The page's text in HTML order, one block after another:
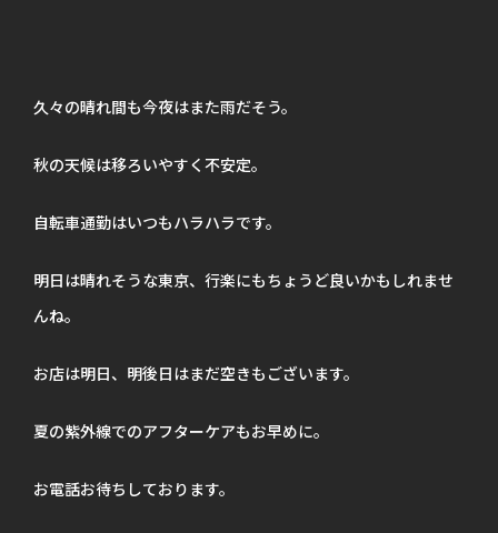
久々の晴れ間も今夜はまた雨だそう。
秋の天候は移ろいやすく不安定。
自転車通勤はいつもハラハラです。
明日は晴れそうな東京、行楽にもちょうど良いかもしれませ
んね。
お店は明日、明後日はまだ空きもございます。
夏の紫外線でのアフターケアもお早めに。
お電話お待ちしております。